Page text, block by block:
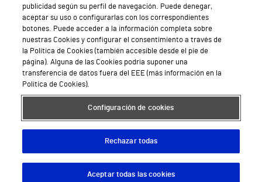
Trabajar en Vithas
Teléfono Cita Médica
Teléfono Atención al Cliente
Política de seguridad y salud en el trabajo
Conoce a Supervita
Aviso Legal Política de cookies Política de privacidad Mapa web Protección de datos
Descargar App
publicidad según su perfil de navegación. Puede denegar,
aceptar su uso o configurarlas con los correspondientes
botones. Puede acceder a la información completa sobre
nuestras Cookies y configurar el consentimiento a través de
la Política de Cookies (también accesible desde el pie de
página). Alguna de las Cookies podría suponer una
transferencia de datos fuera del EEE (más información en la
Política de Cookies).
Configuración de cookies
Rechazar todas
Aceptar todas las cookies